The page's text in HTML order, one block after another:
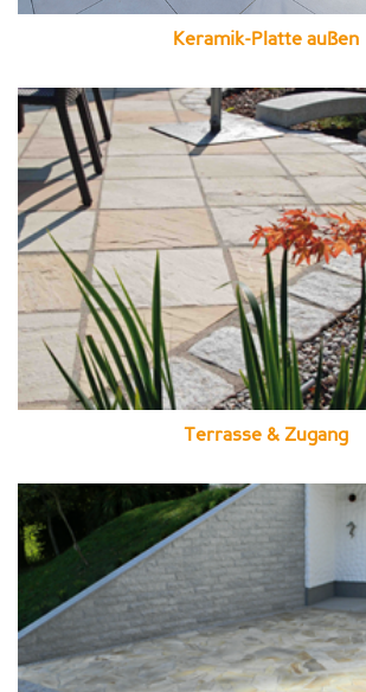
Keramik-Platte außen
Terrasse & Zugang